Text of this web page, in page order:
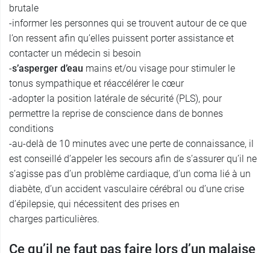
brutale
-informer les personnes qui se trouvent autour de ce que
l’on ressent afin qu’elles puissent porter assistance et
contacter un médecin si besoin
-s’asperger d’eau mains et/ou visage pour stimuler le
tonus sympathique et réaccélérer le cœur
-adopter la position latérale de sécurité (PLS), pour
permettre la reprise de conscience dans de bonnes
conditions
-au-delà de 10 minutes avec une perte de connaissance, il
est conseillé d’appeler les secours afin de s’assurer qu’il ne
s’agisse pas d’un problème cardiaque, d’un coma lié à un
diabète, d’un accident vasculaire cérébral ou d’une crise
d’épilepsie, qui nécessitent des prises en
charges particulières.
Ce qu’il ne faut pas faire lors d’un malaise